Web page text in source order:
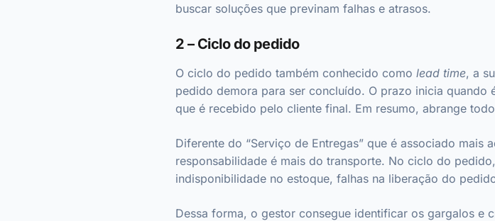
buscar soluções que previnam falhas e atrasos.
2 – Ciclo do pedido
O ciclo do pedido também conhecido como lead time, a
pedido demora para ser concluído. O prazo inicia quando
que é recebido pelo cliente final. Em resumo, abrange
Diferente do “Serviço de Entregas” que é associado mais
responsabilidade é mais do transporte. No ciclo do
indisponibilidade no estoque, falhas na liberação do
Dessa forma, o gestor consegue identificar os gargalos e